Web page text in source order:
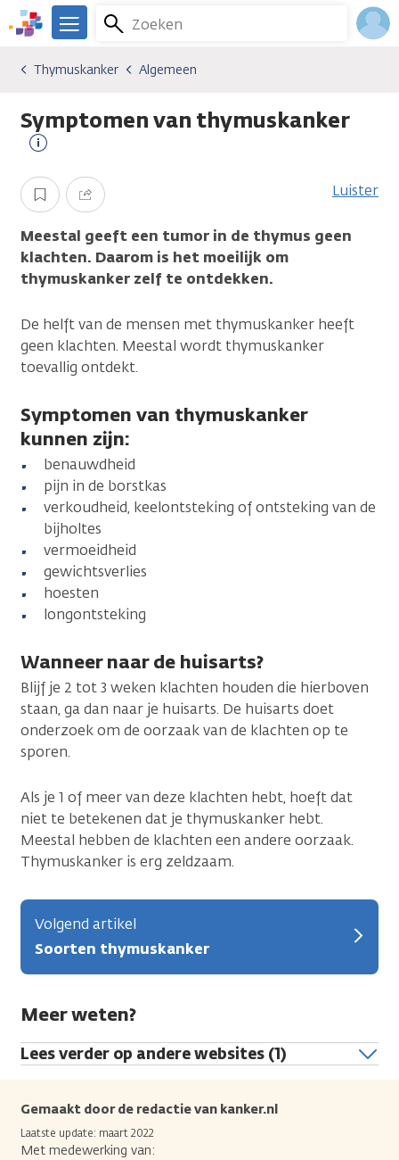
Overslaan
en
gaan
We
er
je.
Kanker.nl
Zoeken
Menu
Kankersoorten
Thymuskanker
Algemeen
Thymuskanker Algemeen
Symptomen van thymuskanker
informatie
Opslaan Delen Luister
Meestal geeft een tumor in de thymus geen
klachten. Daarom is het moeilijk om
thymuskanker zelf te ontdekken.
De helft van de mensen met thymuskanker heeft
geen klachten. Meestal wordt thymuskanker
toevallig ontdekt.
Symptomen van thymuskanker
kunnen zijn:
benauwdheid
pijn in de borstkas
verkoudheid, keelontsteking of ontsteking van de
bijholtes
vermoeidheid
gewichtsverlies
hoesten
longontsteking
Wanneer naar de huisarts?
Blijf je 2 tot 3 weken klachten houden die hierboven
staan, ga dan naar je huisarts. De huisarts doet
onderzoek om de oorzaak van de klachten op te
sporen.
Als je 1 of meer van deze klachten hebt, hoeft dat
niet te betekenen dat je thymuskanker hebt.
Meestal hebben de klachten een andere oorzaak.
Thymuskanker is erg zeldzaam.
Volgend artikel
Soorten thymuskanker
Meer weten?
Lees verder op andere websites (1)
Gemaakt door de redactie van kanker.nl
Laatste update: maart 2022
Met medewerking van: